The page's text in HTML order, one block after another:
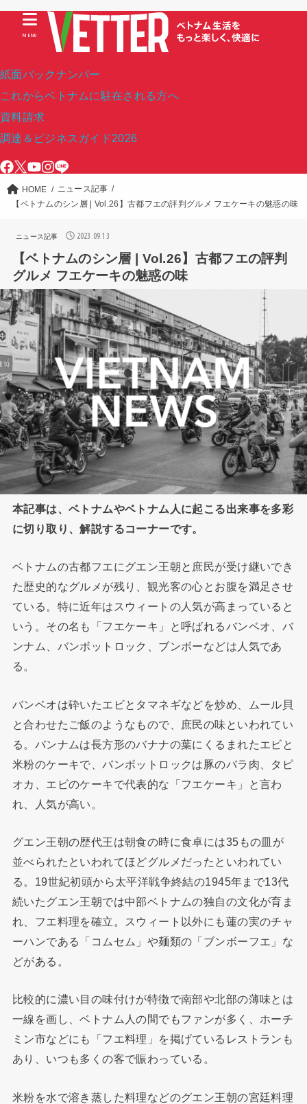
紙面バックナンバー
これからベトナムに駐在される方へ
資料請求
調達＆ビジネスガイド2026
MENU
HOME
ニュース記事
【ベトナムのシン層 | Vol.26】古都フエの評判グルメ フエケーキの魅惑の味
ニュース記事 2023.09.13
【ベトナムのシン層 | Vol.26】古都フエの評判
グルメ フエケーキの魅惑の味
本記事は、ベトナムやベトナム人に起こる出来事を多彩
に切り取り、解説するコーナーです。
ベトナムの古都フエにグエン王朝と庶民が受け継いでき
た歴史的なグルメが残り、観光客の心とお腹を満足させ
ている。特に近年はスウィートの人気が高まっていると
いう。その名も「フエケーキ」と呼ばれるバンベオ、バ
ンナム、バンボットロック、ブンボーなどは人気であ
る。
バンベオは砕いたエビとタマネギなどを炒め、ムール貝
と合わせたご飯のようなもので、庶民の味といわれてい
る。バンナムは長方形のバナナの葉にくるまれたエビと
米粉のケーキで、バンボットロックは豚のバラ肉、タピ
オカ、エビのケーキで代表的な「フエケーキ」と言わ
れ、人気が高い。
グエン王朝の歴代王は朝食の時に食卓には35もの皿が
並べられたといわれてほどグルメだったといわれてい
る。19世紀初頭から太平洋戦争終結の1945年まで13代
続いたグエン王朝では中部ベトナムの独自の文化が育ま
れ、フエ料理を確立。スウィート以外にも蓮の実のチャ
ーハンである「コムセム」や麺類の「ブンボーフエ」な
どがある。
比較的に濃い目の味付けが特徴で南部や北部の薄味とは
一線を画し、ベトナム人の間でもファンが多く、ホーチ
ミン市などにも「フエ料理」を掲げているレストランも
あり、いつも多くの客で賑わっている。
米粉を水で溶き蒸した料理などのグエン王朝の宮廷料理